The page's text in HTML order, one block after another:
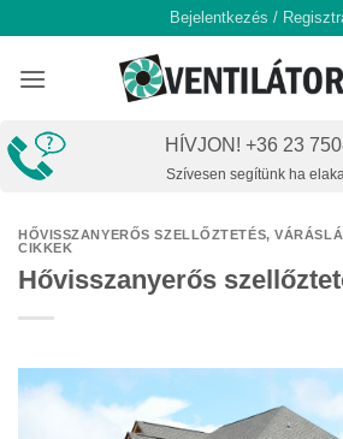
content
Bejelentkezés /
HÍVJON! +36 23
Szívesen segítünk ha
HŐVISSZANYERŐS SZELLŐZTETÉS,
CIKKEK
Hővisszanyerős